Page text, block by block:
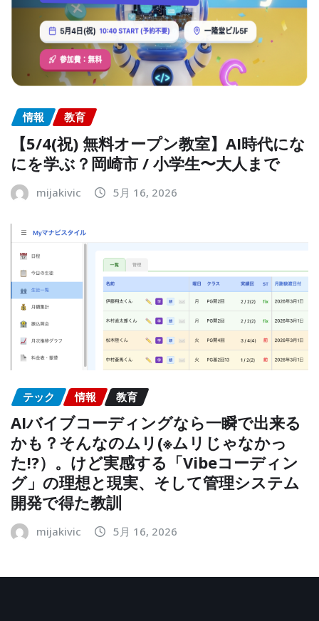
情報 教育
【5/4(祝) 無料オープン教室】AI時代にな
にを学ぶ？岡崎市 / 小学生〜大人まで
mijakivic 5月 16, 2026
テック 情報 教育
AIバイブコーディングなら一瞬で出来る
かも？そんなのムリ(※ムリじゃなかっ
た!?）。けど実感する「Vibeコーディン
グ」の理想と現実、そして管理システム
開発で得た教訓
mijakivic 5月 16, 2026